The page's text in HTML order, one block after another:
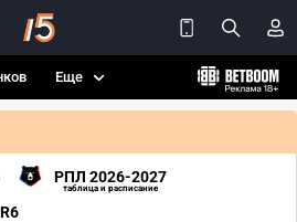
Еще
РПЛ 2026-2027
таблица и расписание